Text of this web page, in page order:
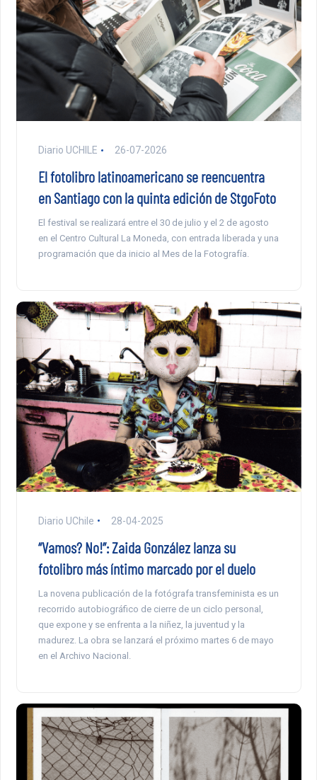
Diario UCHILE 26-07-2026
El fotolibro latinoamericano se reencuentra
en Santiago con la quinta edición de StgoFoto
El festival se realizará entre el 30 de julio y el 2 de agosto
en el Centro Cultural La Moneda, con entrada liberada y una
programación que da inicio al Mes de la Fotografía.
Diario UChile 28-04-2025
“Vamos? No!”: Zaida González lanza su
fotolibro más íntimo marcado por el duelo
La novena publicación de la fotógrafa transfeminista es un
recorrido autobiográfico de cierre de un ciclo personal,
que expone y se enfrenta a la niñez, la juventud y la
madurez. La obra se lanzará el próximo martes 6 de mayo
en el Archivo Nacional.